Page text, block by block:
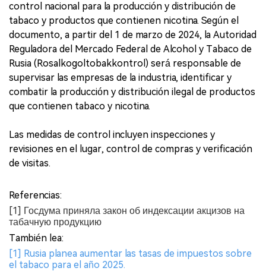
control nacional para la producción y distribución de
tabaco y productos que contienen nicotina. Según el
documento, a partir del 1 de marzo de 2024, la Autoridad
Reguladora del Mercado Federal de Alcohol y Tabaco de
Rusia (Rosalkogoltobakkontrol) será responsable de
supervisar las empresas de la industria, identificar y
combatir la producción y distribución ilegal de productos
que contienen tabaco y nicotina.
Las medidas de control incluyen inspecciones y
revisiones en el lugar, control de compras y verificación
de visitas.
Referencias:
[1] Госдума приняла закон об индексации акцизов на
табачную продукцию
También lea:
[1] Rusia planea aumentar las tasas de impuestos sobre
el tabaco para el año 2025.